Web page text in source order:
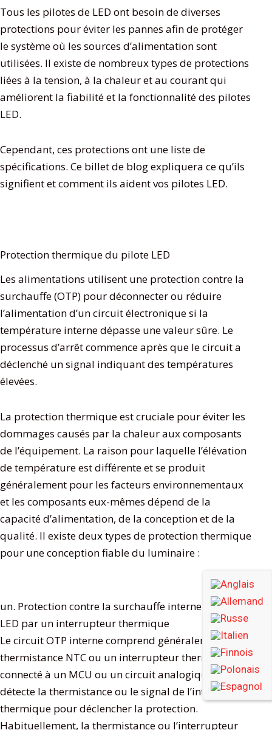
Tous les pilotes de LED ont besoin de diverses
protections pour éviter les pannes afin de protéger
le système où les sources d’alimentation sont
utilisées. Il existe de nombreux types de protections
liées à la tension, à la chaleur et au courant qui
améliorent la fiabilité et la fonctionnalité des pilotes
LED.
Cependant, ces protections ont une liste de
spécifications. Ce billet de blog expliquera ce qu’ils
signifient et comment ils aident vos pilotes LED.
Protection thermique du pilote LED
Les alimentations utilisent une protection contre la
surchauffe (OTP) pour déconnecter ou réduire
l’alimentation d’un circuit électronique si la
température interne dépasse une valeur sûre. Le
processus d’arrêt commence après que le circuit a
déclenché un signal indiquant des températures
élevées.
La protection thermique est cruciale pour éviter les
dommages causés par la chaleur aux composants
de l’équipement. La raison pour laquelle l’élévation
de température est différente et se produit
généralement pour les facteurs environnementaux
et les composants eux-mêmes dépend de la
capacité d’alimentation, de la conception et de la
qualité. Il existe deux types de protection thermique
pour une conception fiable du luminaire :
un. Protection contre la surchauffe interne du pilote
LED par un interrupteur thermique
Le circuit OTP interne comprend généralement une
thermistance NTC ou un interrupteur thermique
connecté à un MCU ou un circuit analogique qui
détecte la thermistance ou le signal de l’interrupteur
thermique pour déclencher la protection.
Habituellement, la thermistance ou l’interrupteur